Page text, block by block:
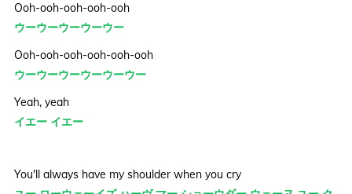
Ooh-ooh-ooh-ooh-ooh
ウーウーウーウーウー
Ooh-ooh-ooh-ooh-ooh-ooh
ウーウーウーウーウーウー
Yeah, yeah
イエー イエー
You'll always have my shoulder when you cry